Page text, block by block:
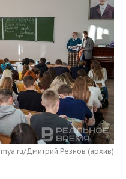
Дмитрий Резнов (архив)